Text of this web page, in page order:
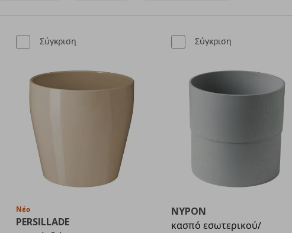
Σύγκριση
Νέο
PERSILLADE
Σύγκριση
NYPON
κασπό εσωτερικού/